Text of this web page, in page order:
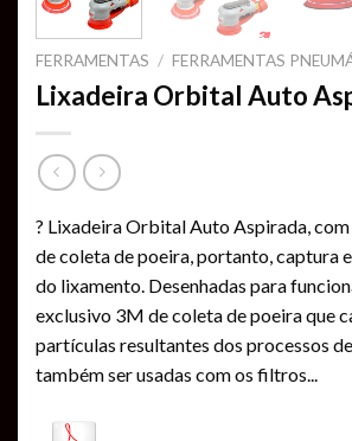
FERRAMENTAS / FERRAMENTAS
Lixadeira Orbital Auto
? Lixadeira Orbital Auto Aspirada,
de coleta de poeira, portanto, captura
do lixamento. Desenhadas para
exclusivo 3M de coleta de poeira que
partículas resultantes dos processos
também ser usadas com os filtros